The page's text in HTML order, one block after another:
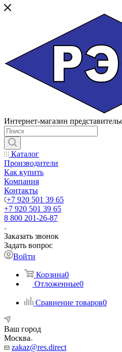
Интернет-магазин
Каталог
Производители
Как купить
Компания
Контакты
+7 920 501 39 65
+7 920 501 39 65
8 800 201-26-87
Заказать звонок
Задать вопрос
Войти
Корзина0
Отложенные0
Сравнение товаров0
Ваш город
Москва
zakaz@res.direct